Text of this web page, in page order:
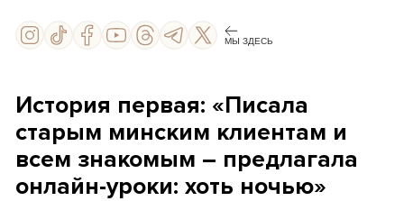
МЫ ЗДЕСЬ
История первая: «Писала
старым минским клиентам и
всем знакомым – предлагала
онлайн-уроки: хоть ночью»